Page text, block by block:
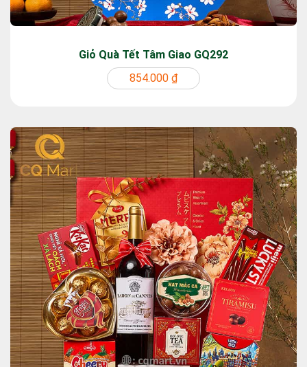
Giỏ Quà Tết Tâm Giao GQ292
854.000 ₫